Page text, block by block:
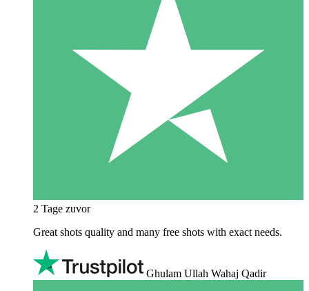
2 Tage zuvor
Great shots quality and many free shots with exact needs.
Ghulam Ullah Wahaj Qadir